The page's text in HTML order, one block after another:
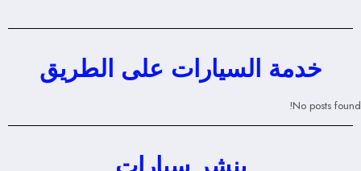
خدمة السيارات على الطريق
No posts found!